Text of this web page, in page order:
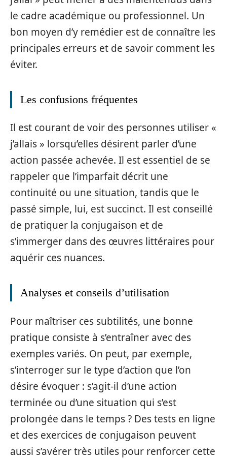
le cadre académique ou professionnel. Un
bon moyen d’y remédier est de connaître les
principales erreurs et de savoir comment les
éviter.
Les confusions fréquentes
Il est courant de voir des personnes utiliser «
j’allais » lorsqu’elles désirent parler d’une
action passée achevée. Il est essentiel de se
rappeler que l’imparfait décrit une
continuité ou une situation, tandis que le
passé simple, lui, est succinct. Il est conseillé
de pratiquer la conjugaison et de
s’immerger dans des œuvres littéraires pour
aquérir ces nuances.
Analyses et conseils d’utilisation
Pour maîtriser ces subtilités, une bonne
pratique consiste à s’entraîner avec des
exemples variés. On peut, par exemple,
s’interroger sur le type d’action que l’on
désire évoquer : s’agit-il d’une action
terminée ou d’une situation qui s’est
prolongée dans le temps ? Des tests en ligne
et des exercices de conjugaison peuvent
aussi s’avérer très utiles pour renforcer cette